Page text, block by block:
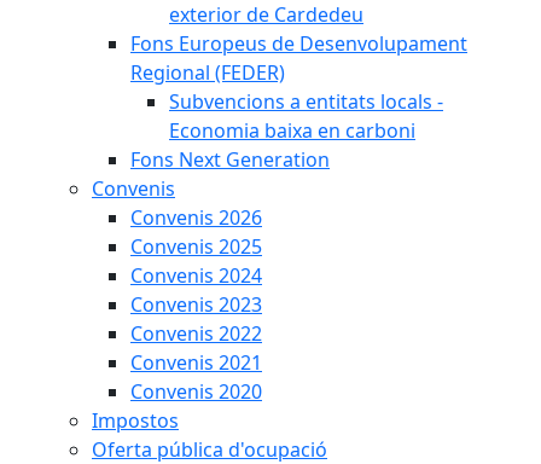
exterior de Cardedeu
Fons Europeus de Desenvolupament
Regional (FEDER)
Subvencions a entitats locals -
Economia baixa en carboni
Fons Next Generation
Convenis
Convenis 2026
Convenis 2025
Convenis 2024
Convenis 2023
Convenis 2022
Convenis 2021
Convenis 2020
Impostos
Oferta pública d'ocupació